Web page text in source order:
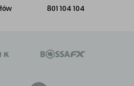
801 104 104